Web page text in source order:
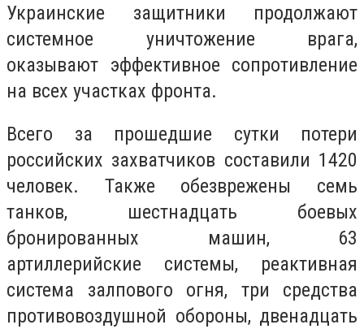
Украинские защитники продолжают
системное уничтожение врага,
оказывают эффективное сопротивление
на всех участках фронта.
Всего за прошедшие сутки потери
российских захватчиков составили 1420
человек. Также обезврежены семь
танков, шестнадцать боевых
бронированных машин, 63
артиллерийские системы, реактивная
система залпового огня, три средства
противовоздушной обороны, двенадцать